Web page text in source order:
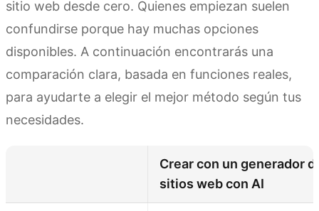
sitio web desde cero. Quienes empiezan suelen
confundirse porque hay muchas opciones
disponibles. A continuación encontrarás una
comparación clara, basada en funciones reales,
para ayudarte a elegir el mejor método según tus
necesidades.
Crear con un generador
sitios web con AI